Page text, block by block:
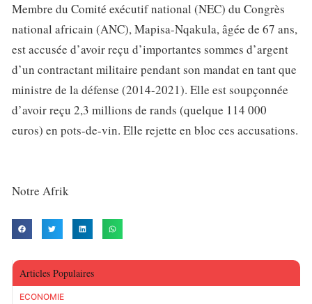
Membre du Comité exécutif national (NEC) du Congrès
national africain (ANC), Mapisa-Nqakula, âgée de 67 ans,
est accusée d’avoir reçu d’importantes sommes d’argent
d’un contractant militaire pendant son mandat en tant que
ministre de la défense (2014-2021). Elle est soupçonnée
d’avoir reçu 2,3 millions de rands (quelque 114 000
euros) en pots-de-vin. Elle rejette en bloc ces accusations.
Notre Afrik
Articles Populaires
ECONOMIE